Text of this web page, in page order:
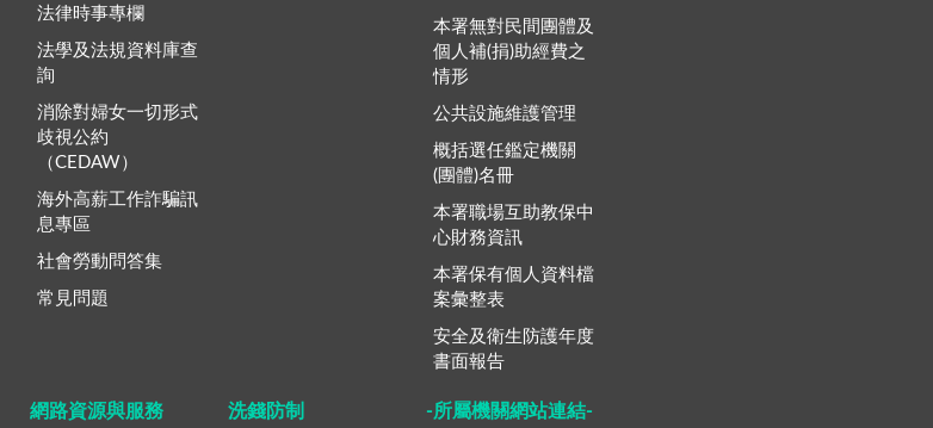
法律時事專欄
法學及法規資料庫查
詢
消除對婦女一切形式
歧視公約
（CEDAW）
海外高薪工作詐騙訊
息專區
社會勞動問答集
常見問題
本署無對民間團體及
個人補(捐)助經費之
情形
公共設施維護管理
概括選任鑑定機關
(團體)名冊
本署職場互助教保中
心財務資訊
本署保有個人資料檔
案彙整表
安全及衛生防護年度
書面報告
網路資源與服務 洗錢防制 -所屬機關網站連結-